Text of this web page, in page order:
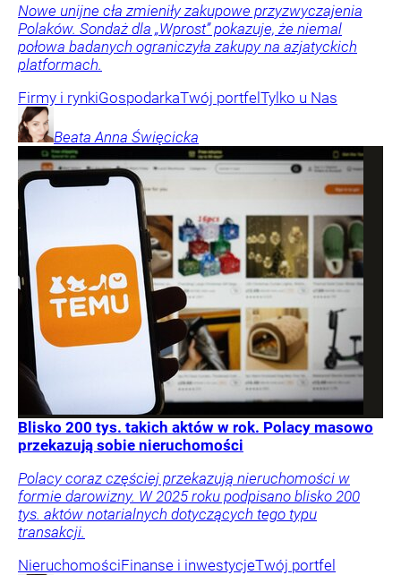
Nowe unijne cła zmieniły zakupowe przyzwyczajenia
Polaków. Sondaż dla „Wprost” pokazuje, że niemal
połowa badanych ograniczyła zakupy na azjatyckich
platformach.
Firmy i rynkiGospodarkaTwój portfelTylko u Nas
Beata Anna Święcicka
Blisko 200 tys. takich aktów w rok. Polacy masowo
przekazują sobie nieruchomości
Polacy coraz częściej przekazują nieruchomości w
formie darowizny. W 2025 roku podpisano blisko 200
tys. aktów notarialnych dotyczących tego typu
transakcji.
NieruchomościFinanse i inwestycjeTwój portfel